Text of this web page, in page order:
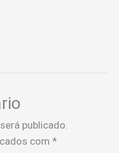
publicado.
com *